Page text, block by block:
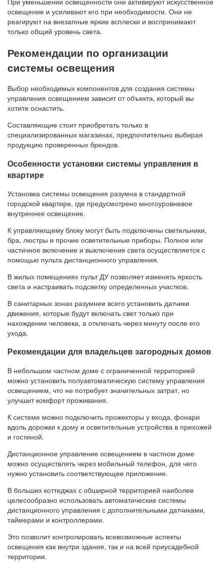
освещение и усиливают его при необходимости. Они не
реагируют на внезапные яркие всплески и воспринимают
только общий уровень света.
Рекомендации по организации
системы освещения
Выбор необходимых компонентов для создания системы
управления освещением зависит от объекта, который вы
хотите оснастить.
Составляющие стоит приобретать только в
специализированных магазинах, предпочтительно выбирая
продукцию проверенных брендов.
Особенности установки системы управления в
квартире
Установка системы освещения разумна в стандартной
городской квартире, где предусмотрено многоуровневое
внутреннее освещение.
К управляющему блоку могут быть подключены светильники,
бра, люстры и прочие осветительные приборы. Полное или
частичное включение и выключение света осуществляется с
помощью пульта дистанционного управления.
В жилых помещениях пульт ДУ позволяет изменять яркость
света и настраивать подсветку определенных участков.
В санитарных зонах разумнее всего установить датчики
движения, которые будут включать свет только при
нахождении человека, а отключать через минуту после его
ухода.
Рекомендации для владельцев загородных домов
В небольшом частном доме с ограниченной территорией
можно установить полуавтоматическую систему управления
освещением, что не потребует значительных затрат, но
улучшит комфорт проживания.
К системе можно подключить прожекторы у входа, фонари
вдоль дорожки к дому и осветительные устройства в прихожей
и гостиной.
Дистанционное управление освещением в частном доме
можно осуществлять через мобильный телефон, для чего
нужно установить соответствующее приложение.
В больших коттеджах с обширной территорией наиболее
целесообразно использовать автоматические системы
дистанционного управления с дополнительными датчиками,
таймерами и контроллерами.
Это позволит контролировать всевозможные аспекты
освещения как внутри здания, так и на всей приусадебной
территории.